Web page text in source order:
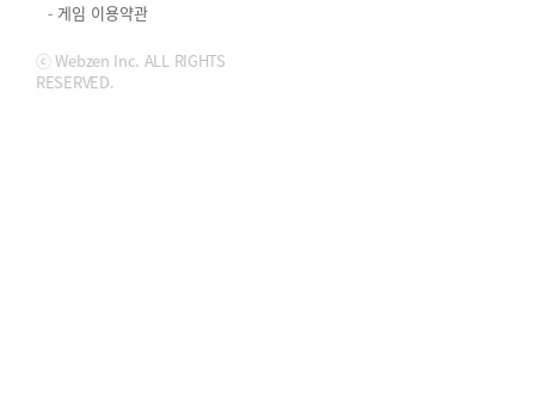
게임 이용약관
ⓒ Webzen Inc. ALL RIGHTS
RESERVED.